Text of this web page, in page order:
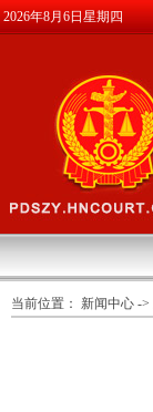
2026年8月6日星期四
当前位置： 新闻中心 ->